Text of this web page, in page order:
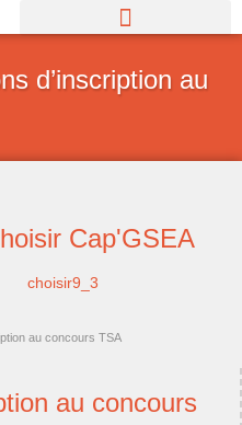
d’inscription au
Cap'GSEA
au concours TSA
au concours